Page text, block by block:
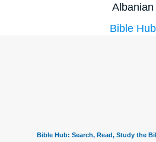
Albanian
Bible Hub